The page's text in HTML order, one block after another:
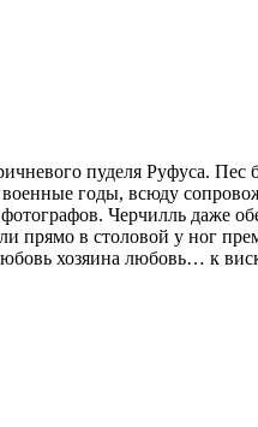
пуделя Руфуса.
годы, всюду
Черчилль даже
прямо в столовой у ног
хозяина любовь… к